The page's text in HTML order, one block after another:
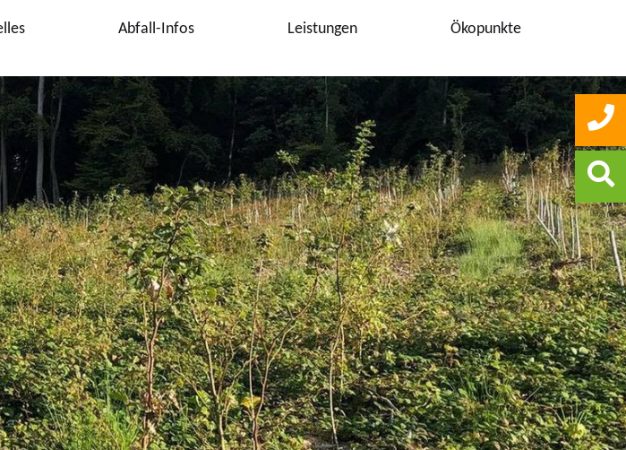
Abfall-Infos Leistungen Ökopunkte